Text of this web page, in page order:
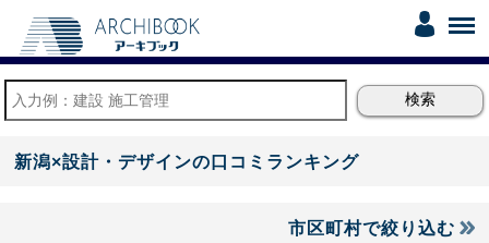
新潟×設計・デザインの口コミランキング
市区町村で絞り込む